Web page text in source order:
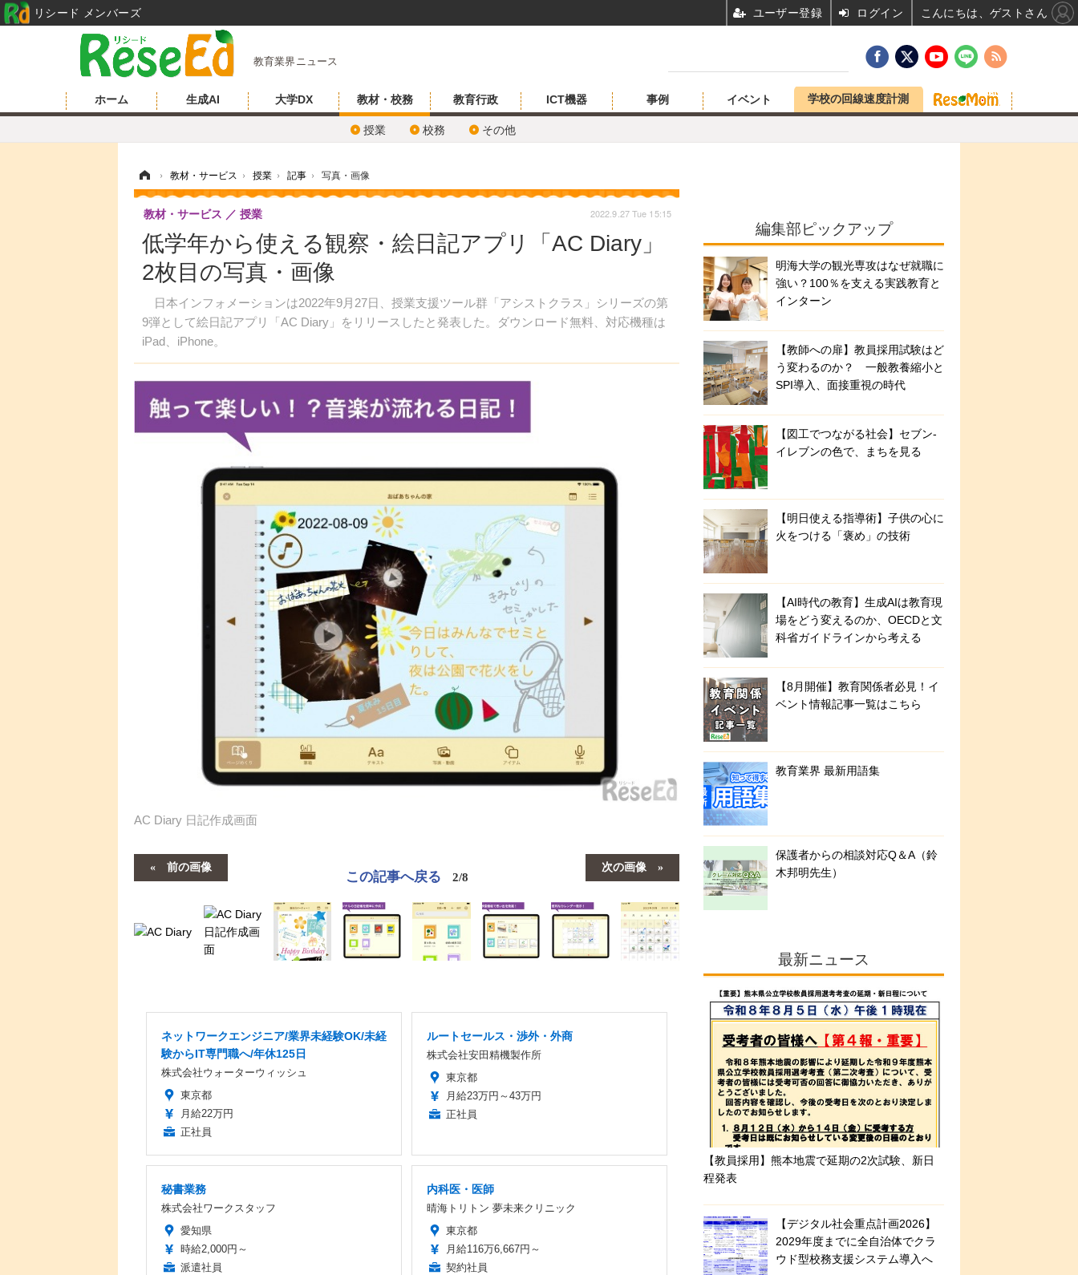
教育業界ニュース
ホーム 生成AI 大学DX 教材・校務
授業 校務 その他
教育行政 ICT機器 事例 イベント 学校の回線速度計測
› 教材・サービス › 授業 › 記事 › 写真・画像
低学年から使える観察・絵日記アプリ「AC Diary」
2枚目の写真・画像
日本インフォメーションは2022年9月27日、授業支援ツール群「アシストクラス」シリーズの第
9弾として絵日記アプリ「AC Diary」をリリースしたと発表した。ダウンロード無料、対応機種は
iPad、iPhone。
教材・サービス 授業 2022.9.27 Tue 15:15
AC Diary 日記作成画面
前の画像 次の画像
この記事へ戻る 2/8
ネットワークエンジニア/業界未経験OK/未経
験からIT専門職へ/年休125日
株式会社ウォーターウィッシュ
東京都
月給22万円
正社員
ルートセールス・渉外・外商
株式会社安田精機製作所
東京都
月給23万円～43万円
正社員
秘書業務
株式会社ワークスタッフ
愛知県
時給2,000円～
派遣社員
内科医・医師
晴海トリトン 夢未来クリニック
東京都
月給116万6,667円～
契約社員
編集部ピックアップ
明海大学の観光専攻はなぜ就職に
強い？100％を支える実践教育と
インターン
【教師への扉】教員採用試験はど
う変わるのか？ 一般教養縮小と
SPI導入、面接重視の時代
【図工でつながる社会】セブン‐
イレブンの色で、まちを見る
【明日使える指導術】子供の心に
火をつける「褒め」の技術
【AI時代の教育】生成AIは教育現
場をどう変えるのか、OECDと文
科省ガイドラインから考える
【8月開催】教育関係者必見！イ
ベント情報記事一覧はこちら
教育業界 最新用語集
保護者からの相談対応Q＆A（鈴
木邦明先生）
最新ニュース
【教員採用】熊本地震で延期の2次試験、新日
程発表
【デジタル社会重点計画2026】
2029年度までに全自治体でクラ
ウド型校務支援システム導入へ
リシード メンバーズ ユーザー登録 ログイン こんにちは、ゲストさん